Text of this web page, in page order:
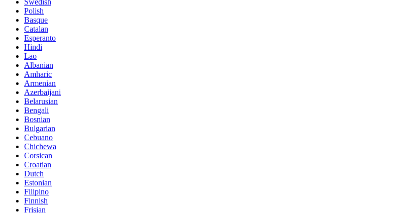
Swedish
Polish
Basque
Catalan
Esperanto
Hindi
Lao
Albanian
Amharic
Armenian
Azerbaijani
Belarusian
Bengali
Bosnian
Bulgarian
Cebuano
Chichewa
Corsican
Croatian
Dutch
Estonian
Filipino
Finnish
Frisian